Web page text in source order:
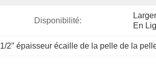
Disponibilité:
En
1/2′′ épaisseur écaille de la pelle de la